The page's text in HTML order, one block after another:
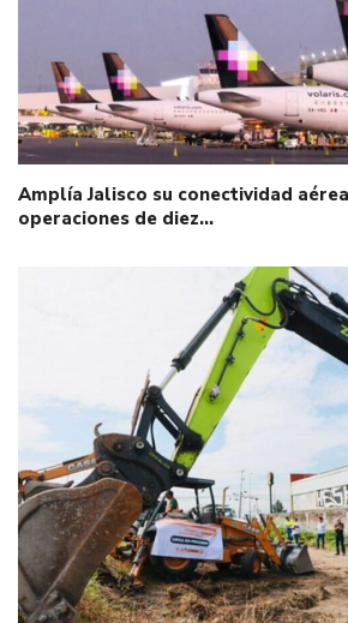
Amplía Jalisco su conectividad
operaciones de diez…